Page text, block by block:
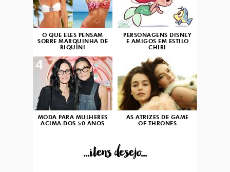
O QUE ELES PENSAM
SOBRE MARQUINHA DE
BIQUÍNI
PERSONAGENS DISNEY
E AMIGOS EM ESTILO
CHIBI
MODA PARA MULHERES
ACIMA DOS 50 ANOS
4
AS ATRIZES DE GAME
OF THRONES
...itens desejo...